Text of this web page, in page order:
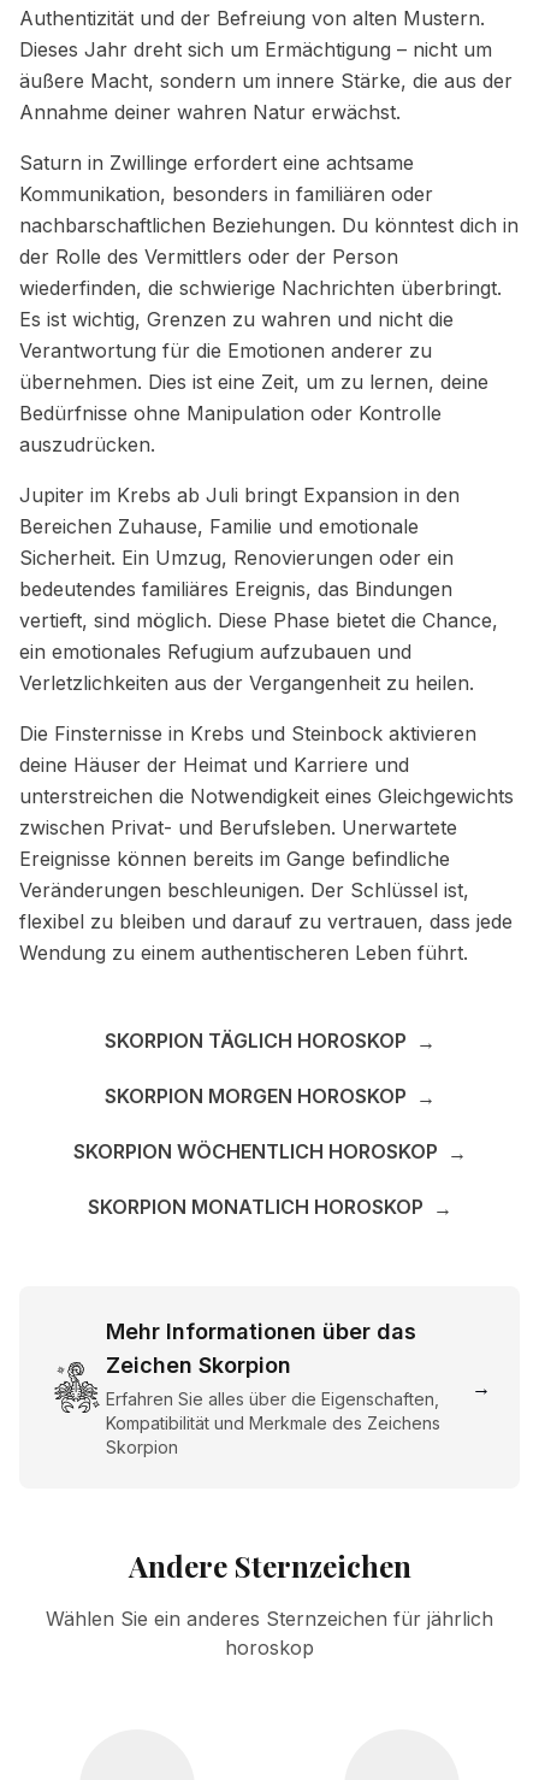
Authentizität und der Befreiung von alten Mustern.
Dieses Jahr dreht sich um Ermächtigung – nicht um
äußere Macht, sondern um innere Stärke, die aus der
Annahme deiner wahren Natur erwächst.
Saturn in Zwillinge erfordert eine achtsame
Kommunikation, besonders in familiären oder
nachbarschaftlichen Beziehungen. Du könntest dich in
der Rolle des Vermittlers oder der Person
wiederfinden, die schwierige Nachrichten überbringt.
Es ist wichtig, Grenzen zu wahren und nicht die
Verantwortung für die Emotionen anderer zu
übernehmen. Dies ist eine Zeit, um zu lernen, deine
Bedürfnisse ohne Manipulation oder Kontrolle
auszudrücken.
Jupiter im Krebs ab Juli bringt Expansion in den
Bereichen Zuhause, Familie und emotionale
Sicherheit. Ein Umzug, Renovierungen oder ein
bedeutendes familiäres Ereignis, das Bindungen
vertieft, sind möglich. Diese Phase bietet die Chance,
ein emotionales Refugium aufzubauen und
Verletzlichkeiten aus der Vergangenheit zu heilen.
Die Finsternisse in Krebs und Steinbock aktivieren
deine Häuser der Heimat und Karriere und
unterstreichen die Notwendigkeit eines Gleichgewichts
zwischen Privat- und Berufsleben. Unerwartete
Ereignisse können bereits im Gange befindliche
Veränderungen beschleunigen. Der Schlüssel ist,
flexibel zu bleiben und darauf zu vertrauen, dass jede
Wendung zu einem authentischeren Leben führt.
SKORPION TÄGLICH HOROSKOP →
SKORPION MORGEN HOROSKOP →
SKORPION WÖCHENTLICH HOROSKOP →
SKORPION MONATLICH HOROSKOP →
Mehr Informationen über das
Zeichen Skorpion
Erfahren Sie alles über die Eigenschaften,
Kompatibilität und Merkmale des Zeichens
Skorpion
→
Andere Sternzeichen
Wählen Sie ein anderes Sternzeichen für jährlich
horoskop